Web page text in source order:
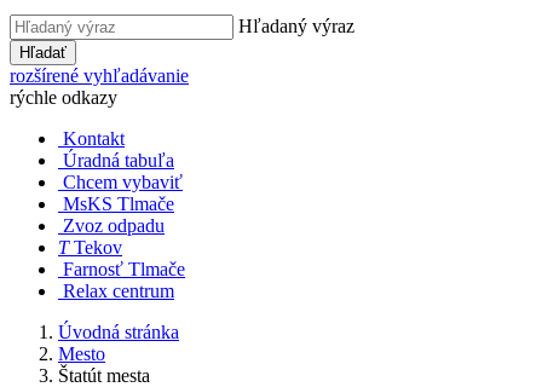
Hľadaný výraz
Hľadať
rozšírené vyhľadávanie
rýchle odkazy
Kontakt
Úradná tabuľa
Chcem vybaviť
MsKS Tlmače
Zvoz odpadu
T Tekov
Farnosť Tlmače
Relax centrum
Úvodná stránka
Mesto
Štatút mesta